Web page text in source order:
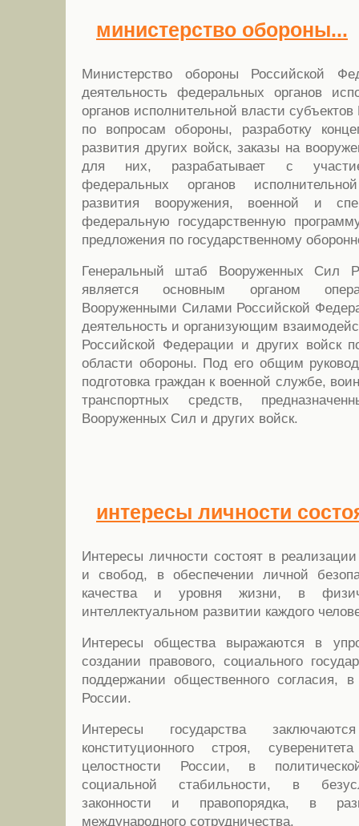
министерство обороны...
Министерство обороны Российской
деятельность федеральных органов
органов исполнительной власти
по вопросам обороны, разработку
развития других войск, заказы на
для них, разрабатывает с
федеральных органов
развития вооружения, военной и
федеральную государственную
предложения по государственному
Генеральный штаб Вооруженных Сил
является основным органом
Вооруженными Силами Российской
деятельность и организующим
Российской Федерации и других войск
области обороны. Под его общим
подготовка граждан к военной службе,
транспортных средств,
Вооруженных Сил и других войск.
интересы личности
Интересы личности состоят в
и свобод, в обеспечении личной
качества и уровня жизни, в
интеллектуальном развитии каждого
Интересы общества выражаются в
создании правового, социального
поддержании общественного согласия,
России.
Интересы государства
конституционного строя,
целостности России, в
социальной стабильности, в
законности и правопорядка, в
международного сотрудничества.